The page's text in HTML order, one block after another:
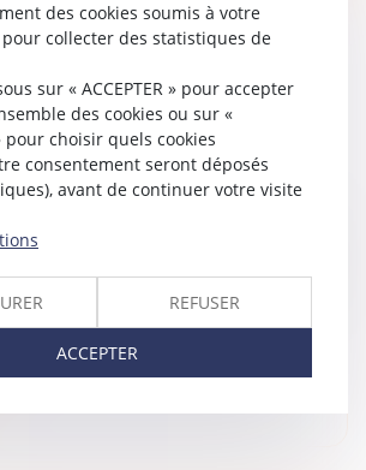
ASSUMÉ SEUL LES
OBTENIR UNE
RÉTROACTIVE SANS
DÉPENSE !
des personnes et de leur patrimoine
un homme en établissement de
de ses deux enfants nés en 2014 et
finalement les enfants en
mère sai...
des cookies soumis à votre
collecter des statistiques de
sur « ACCEPTER » pour accepter
des cookies ou sur «
pour choisir quels cookies
consentement seront déposés
avant de continuer votre visite
REFUSER
ACCEPTER